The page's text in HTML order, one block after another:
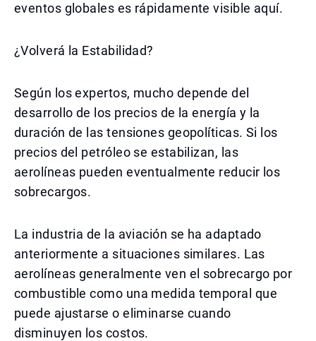
eventos globales es rápidamente visible aquí.
¿Volverá la Estabilidad?
Según los expertos, mucho depende del
desarrollo de los precios de la energía y la
duración de las tensiones geopolíticas. Si los
precios del petróleo se estabilizan, las
aerolíneas pueden eventualmente reducir los
sobrecargos.
La industria de la aviación se ha adaptado
anteriormente a situaciones similares. Las
aerolíneas generalmente ven el sobrecargo por
combustible como una medida temporal que
puede ajustarse o eliminarse cuando
disminuyen los costos.